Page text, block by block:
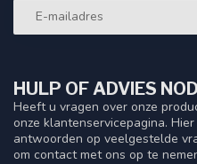
HULP OF ADVIES
Heeft u vragen over onze
onze klantenservicepagina.
antwoorden op veelgestelde
om contact met ons op te